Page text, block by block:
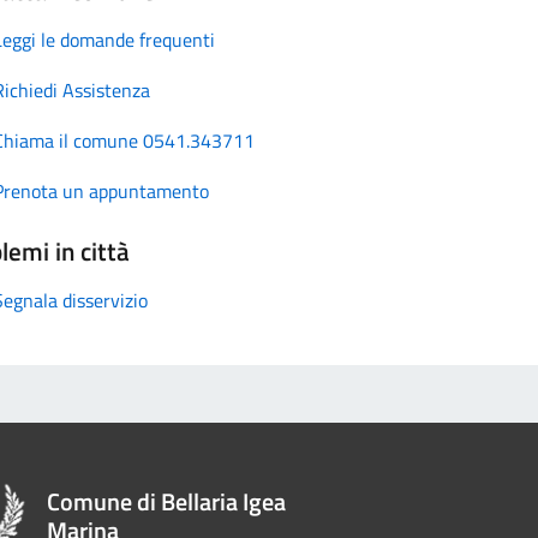
le domande frequenti
Assistenza
il comune 0541.343711
un appuntamento
in città
disservizio
Comune di Bellaria Igea
Marina